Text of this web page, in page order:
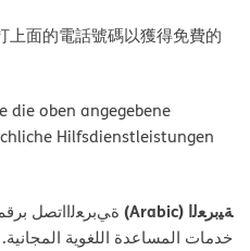
上面的電話號碼以獲得免費的
die oben angegebene
Hilfsdienstleistungen
ﺔﯿﺑﺮﻌﻟا (Arabic)
ةﻲﺑﺮﻌﻟااﺗﺼﻞ
ﺧﺪﻣﺎت اﻟﻤﺴﺎﻋﺪة اﻟﻠﻐﻮﯾﺔ اﻟﻤﺠﺎﻧﯿﺔ.